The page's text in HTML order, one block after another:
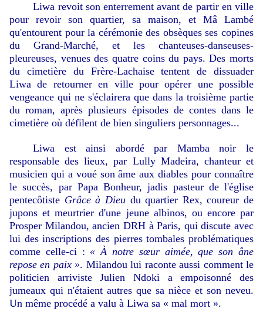
Liwa revoit son enterrement avant de partir en ville
pour revoir son quartier, sa maison, et Mâ Lambé
qu'entourent pour la cérémonie des obsèques ses copines
du Grand-Marché, et les chanteuses-danseuses-
pleureuses, venues des quatre coins du pays. Des morts
du cimetière du Frère-Lachaise tentent de dissuader
Liwa de retourner en ville pour opérer une possible
vengeance qui ne s'éclairera que dans la troisième partie
du roman, après plusieurs épisodes de contes dans le
cimetière où défilent de bien singuliers personnages...
Liwa est ainsi abordé par Mamba noir le
responsable des lieux, par Lully Madeira, chanteur et
musicien qui a voué son âme aux diables pour connaître
le succès, par Papa Bonheur, jadis pasteur de l'église
pentecôtiste Grâce à Dieudu quartier Rex, coureur de
jupons et meurtrier d'une jeune albinos, ou encore par
Prosper Milandou, ancien DRH à Paris, qui discute avec
lui des inscriptions des pierres tombales problématiques
comme celle-ci : « À notre sœur aimée, que son âne
repose en paix ». Milandou lui raconte aussi comment le
politicien arriviste Julien Ndoki a empoisonné des
jumeaux qui n'étaient autres que sa nièce et son neveu.
Un même procédé a valu à Liwa sa « mal mort ».